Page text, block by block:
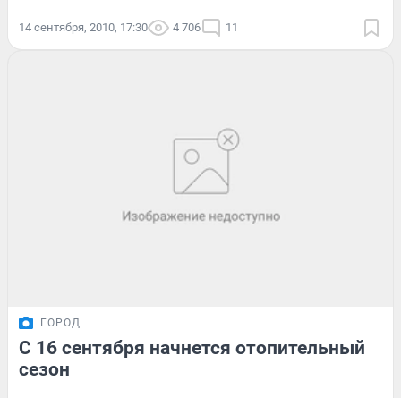
14 сентября, 2010, 17:30 4 706 11
ГОРОД
С 16 сентября начнется отопительный
сезон